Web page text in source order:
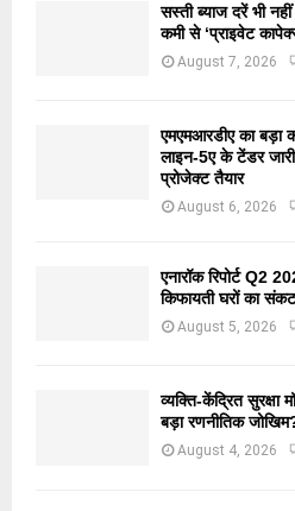
सस्ती ब्याज दरें भी
कमी से ‘प्राइवेट
August 7, 2026
एमएमआरडीए का बड़ा
लाइन-5ए के टेंडर
प्रोजेक्ट तैयार
August 6, 2026
एनारॉक रिपोर्ट Q2
किफायती घरों का
August 5, 2026
व्यक्ति-केंद्रित सुरक्षा
बड़ा रणनीतिक
August 4, 2026